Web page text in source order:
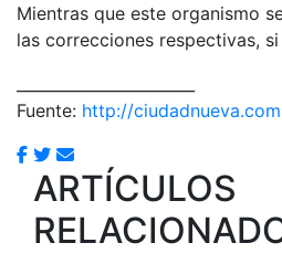
Mientras que este organismo
las correcciones respectivas,
Fuente: http://
ARTÍCULOS